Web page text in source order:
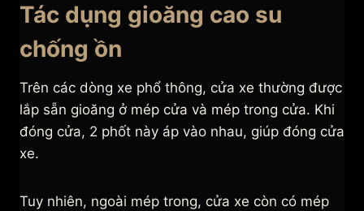
Tác dụng gioăng cao su
chống ồn
Trên các dòng xe phổ thông, cửa xe thường được
lắp sẵn gioăng ở mép cửa và mép trong cửa. Khi
đóng cửa, 2 phốt này áp vào nhau, giúp đóng cửa
xe.
Tuy nhiên, ngoài mép trong, cửa xe còn có mép